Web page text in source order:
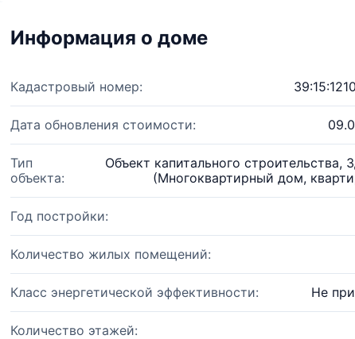
Информация о доме
Кадастровый номер:
Дата обновления стоимости:
Тип
объекта:
Объект капитального строительства,
(Многоквартирный дом,
Год постройки:
Количество жилых помещений:
Класс энергетической эффективности: Не
Количество этажей: